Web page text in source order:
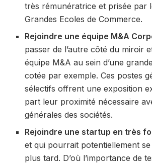
très rémunératrice et prisée par
Grandes Ecoles de Commerce.
Rejoindre une équipe M&A
passer de l’autre côté du miroir
équipe M&A au sein d’une
cotée par exemple. Ces postes
sélectifs offrent une exposition
part leur proximité nécessaire
générales des sociétés.
Rejoindre une startup en très
et qui pourrait potentiellement
plus tard. D’où l’importance de